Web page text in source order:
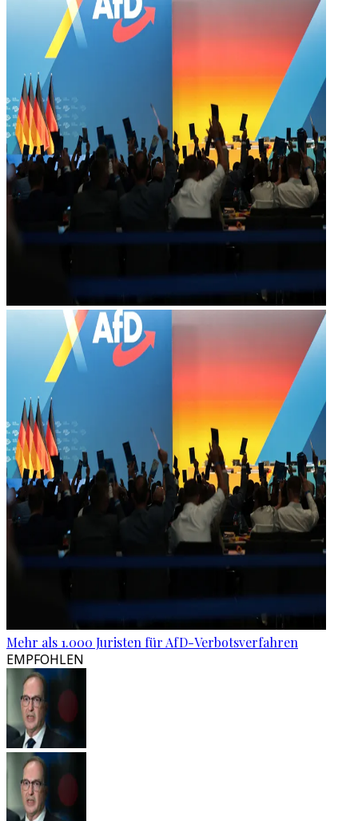
Mehr als 1.000 Juristen für AfD-Verbotsverfahren
EMPFOHLEN